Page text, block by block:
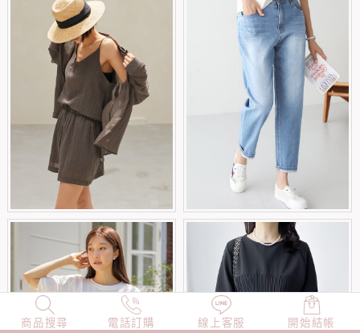
商品搜尋 電話訂購 線上客服 開始結帳
NEW 店長精選 TOP100 小編穿搭